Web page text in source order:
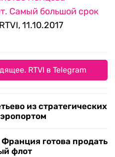
Самый большой срок
11.10.2017
RTVI в Telegram
из стратегических
готова продать
флот